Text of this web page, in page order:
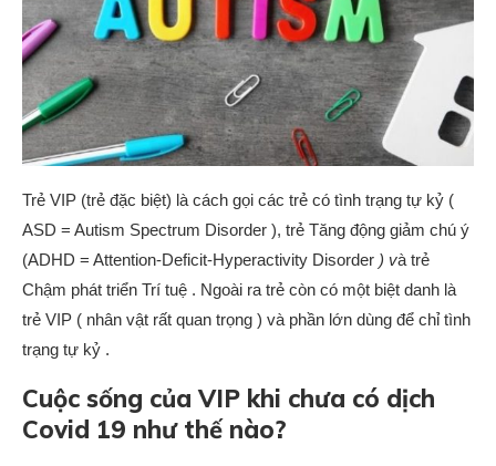
Trẻ VIP (trẻ đặc biệt) là cách gọi các trẻ có tình trạng tự kỷ (
ASD = Autism Spectrum Disorder ), trẻ Tăng động giảm chú ý
(ADHD = Attention-Deficit-Hyperactivity Disorder ) và trẻ
Chậm phát triển Trí tuệ . Ngoài ra trẻ còn có một biệt danh là
trẻ VIP ( nhân vật rất quan trọng ) và phần lớn dùng để chỉ tình
trạng tự kỷ .
Cuộc sống của VIP khi chưa có dịch
Covid 19 như thế nào?